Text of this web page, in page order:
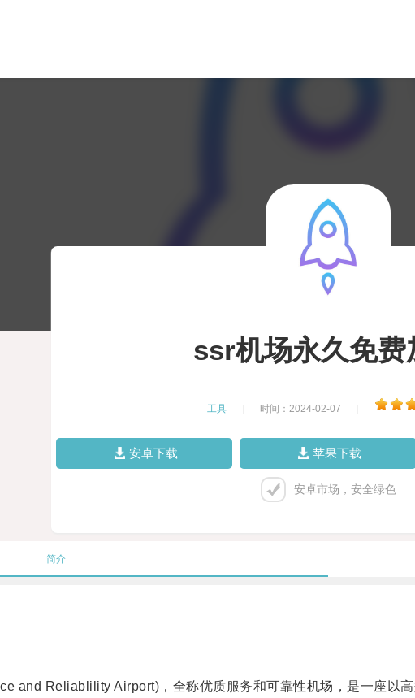
ssr机场永久免费
工具 时间：2024-02-07
安卓下载 苹果下载
安卓市场，安全绿色
简介
Reliablility Airport)，全称优质服务和可靠性机场，是一座以高